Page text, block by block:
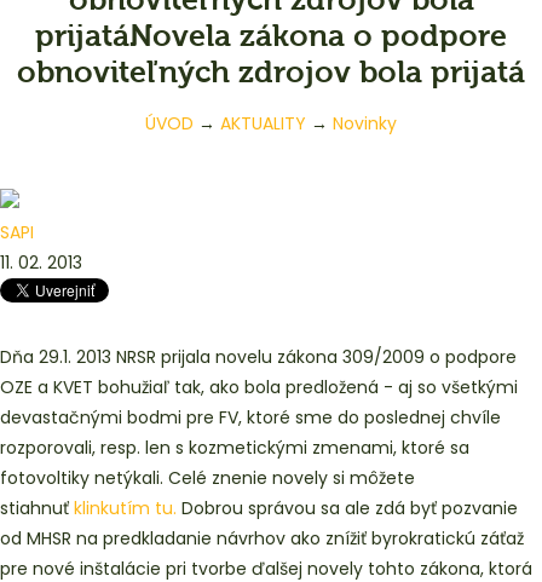
prijatáNovela zákona o podpore
obnoviteľných zdrojov bola prijatá
ÚVOD → AKTUALITY → Novinky
SAPI
11. 02. 2013
Dňa 29.1. 2013 NRSR prijala novelu zákona 309/2009 o podpore
OZE a KVET bohužiaľ tak, ako bola predložená - aj so všetkými
devastačnými bodmi pre FV, ktoré sme do poslednej chvíle
rozporovali, resp. len s kozmetickými zmenami, ktoré sa
fotovoltiky netýkali. Celé znenie novely si môžete
stiahnuť klinkutím tu. Dobrou správou sa ale zdá byť pozvanie
od MHSR na predkladanie návrhov ako znížiť byrokratickú záťaž
pre nové inštalácie pri tvorbe ďalšej novely tohto zákona, ktorá